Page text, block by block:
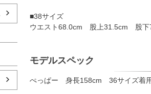
■38サイズ
ウエスト68.0cm 股上31.5cm 股
モデルスペック
ぺっぱー 身長158cm 36サイズ着